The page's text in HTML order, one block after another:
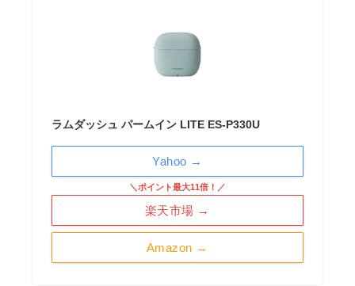
ラムダッシュ パームイン LITE ES-P330U
Amazon →
＼ポイント最大11倍！／
楽天市場 →
Yahoo →